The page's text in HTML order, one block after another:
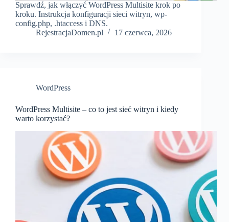
Sprawdź, jak włączyć WordPress Multisite krok po
kroku. Instrukcja konfiguracji sieci witryn, wp-
config.php, .htaccess i DNS.
RejestracjaDomen.pl
17 czerwca, 2026
WordPress
WordPress Multisite – co to jest sieć witryn i kiedy
warto korzystać?